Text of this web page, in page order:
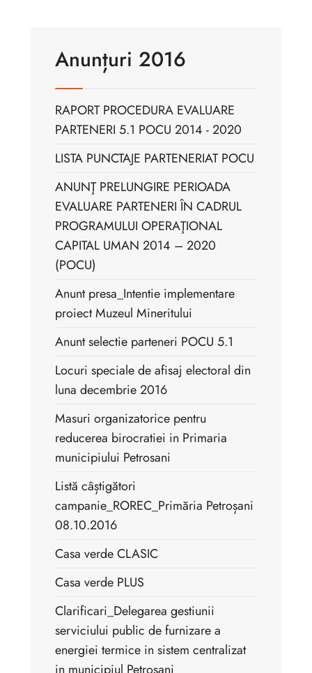
Anunțuri 2016
RAPORT PROCEDURA EVALUARE
PARTENERI 5.1 POCU 2014 - 2020
LISTA PUNCTAJE PARTENERIAT POCU
ANUNŢ PRELUNGIRE PERIOADA
EVALUARE PARTENERI ÎN CADRUL
PROGRAMULUI OPERAŢIONAL
CAPITAL UMAN 2014 – 2020
(POCU)
Anunt presa_Intentie implementare
proiect Muzeul Mineritului
Anunt selectie parteneri POCU 5.1
Locuri speciale de afisaj electoral din
luna decembrie 2016
Masuri organizatorice pentru
reducerea birocratiei in Primaria
municipiului Petrosani
Listă câștigători
campanie_ROREC_Primăria Petroșani
08.10.2016
Casa verde CLASIC
Casa verde PLUS
Clarificari_Delegarea gestiunii
serviciului public de furnizare a
energiei termice in sistem centralizat